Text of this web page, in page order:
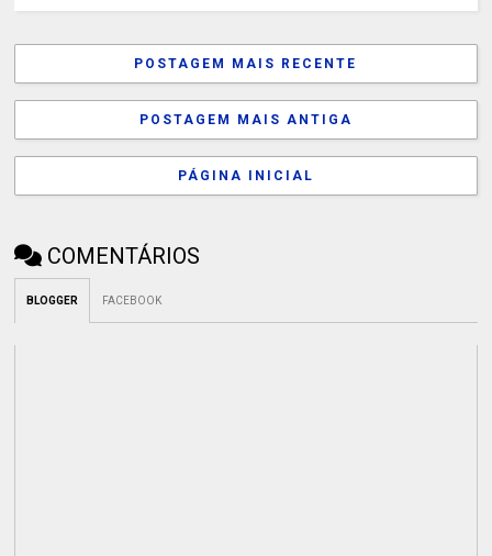
POSTAGEM MAIS RECENTE
POSTAGEM MAIS ANTIGA
PÁGINA INICIAL
COMENTÁRIOS
BLOGGER FACEBOOK